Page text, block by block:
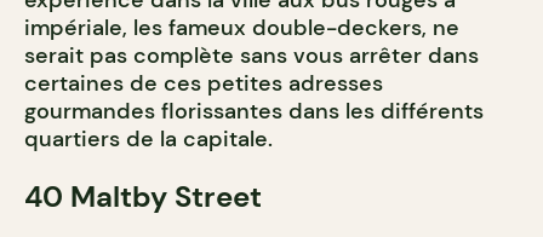
impériale, les fameux double-deckers, ne
serait pas complète sans vous arrêter dans
certaines de ces petites adresses
gourmandes florissantes dans les différents
quartiers de la capitale.
40 Maltby Street